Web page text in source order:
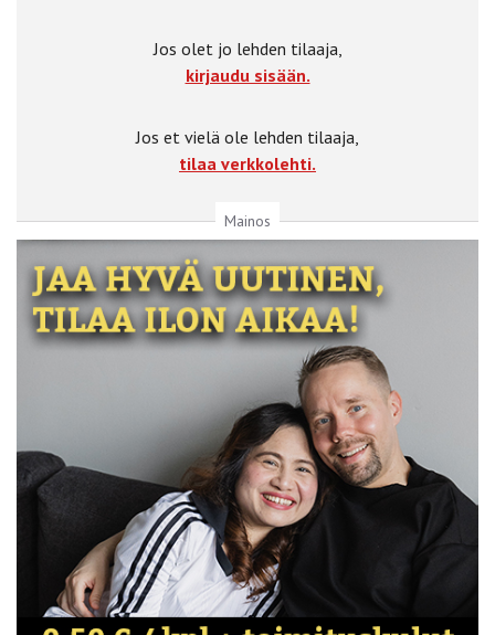
Jos olet jo lehden tilaaja,
kirjaudu sisään.
Jos et vielä ole lehden tilaaja,
tilaa verkkolehti.
Mainos